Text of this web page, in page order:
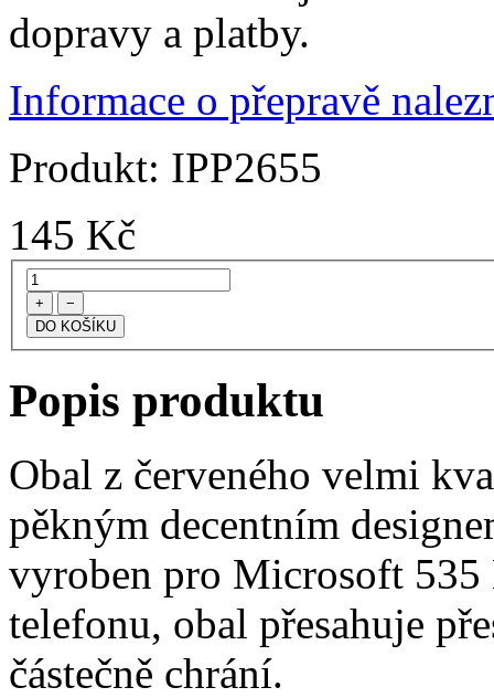
dopravy a platby.
Informace o přepravě
Produkt: IPP2655
145 Kč
+ −
Popis produktu
Obal z červeného velmi
pěkným decentním
vyroben pro Microsoft 535
telefonu, obal přesahuje
částečně chrání.